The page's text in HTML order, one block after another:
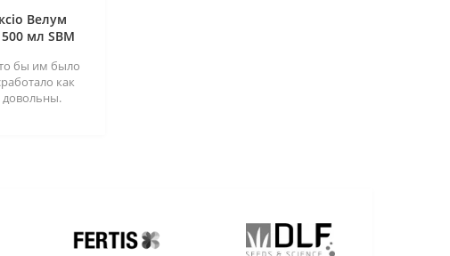
Велум
мл SBM
бы им было
как
довольны.